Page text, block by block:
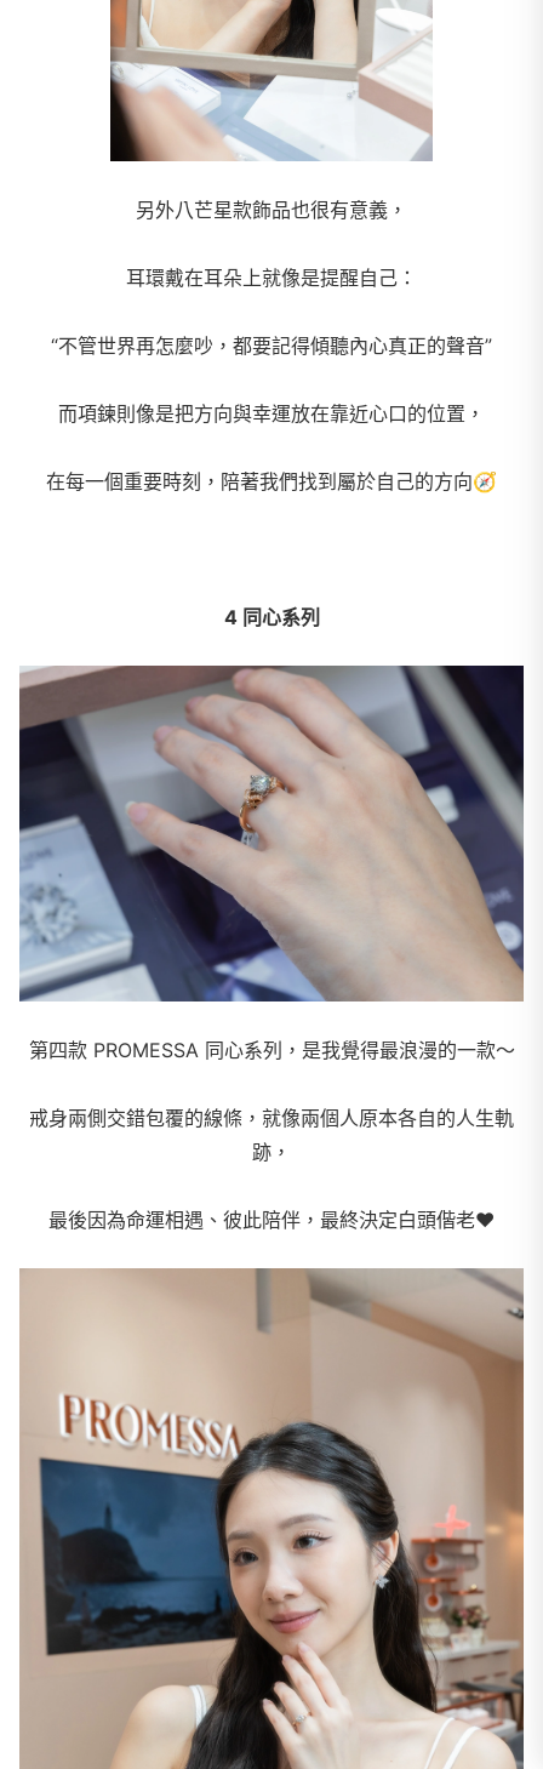
另外八芒星款飾品也很有意義，
耳環戴在耳朵上就像是提醒自己：
“不管世界再怎麼吵，都要記得傾聽內心真正的聲音”
而項鍊則像是把方向與幸運放在靠近心口的位置，
在每一個重要時刻，陪著我們找到屬於自己的方向🧭
4 同心系列
第四款 PROMESSA 同心系列，是我覺得最浪漫的一款～
戒身兩側交錯包覆的線條，就像兩個人原本各自的人生軌
跡，
最後因為命運相遇、彼此陪伴，最終決定白頭偕老❤